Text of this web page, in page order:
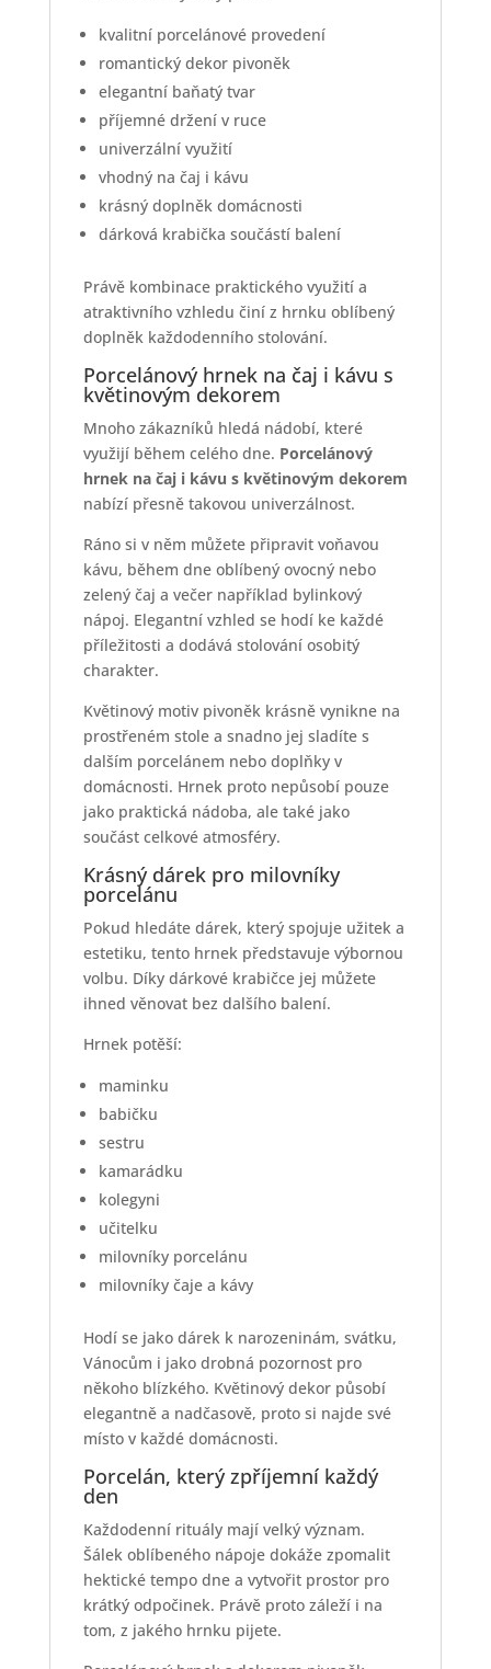
kvalitní porcelánové provedení
romantický dekor pivoněk
elegantní baňatý tvar
příjemné držení v ruce
univerzální využití
vhodný na čaj i kávu
krásný doplněk domácnosti
dárková krabička součástí balení
Právě kombinace praktického využití a
atraktivního vzhledu činí z hrnku oblíbený
doplněk každodenního stolování.
Porcelánový hrnek na čaj i kávu s
květinovým dekorem
Mnoho zákazníků hledá nádobí, které
využijí během celého dne. Porcelánový
hrnek na čaj i kávu s květinovým dekorem
nabízí přesně takovou univerzálnost.
Ráno si v něm můžete připravit voňavou
kávu, během dne oblíbený ovocný nebo
zelený čaj a večer například bylinkový
nápoj. Elegantní vzhled se hodí ke každé
příležitosti a dodává stolování osobitý
charakter.
Květinový motiv pivoněk krásně vynikne na
prostřeném stole a snadno jej sladíte s
dalším porcelánem nebo doplňky v
domácnosti. Hrnek proto nepůsobí pouze
jako praktická nádoba, ale také jako
součást celkové atmosféry.
Krásný dárek pro milovníky
porcelánu
Pokud hledáte dárek, který spojuje užitek a
estetiku, tento hrnek představuje výbornou
volbu. Díky dárkové krabičce jej můžete
ihned věnovat bez dalšího balení.
Hrnek potěší:
maminku
babičku
sestru
kamarádku
kolegyni
učitelku
milovníky porcelánu
milovníky čaje a kávy
Hodí se jako dárek k narozeninám, svátku,
Vánocům i jako drobná pozornost pro
někoho blízkého. Květinový dekor působí
elegantně a nadčasově, proto si najde své
místo v každé domácnosti.
Porcelán, který zpříjemní každý
den
Každodenní rituály mají velký význam.
Šálek oblíbeného nápoje dokáže zpomalit
hektické tempo dne a vytvořit prostor pro
krátký odpočinek. Právě proto záleží i na
tom, z jakého hrnku pijete.